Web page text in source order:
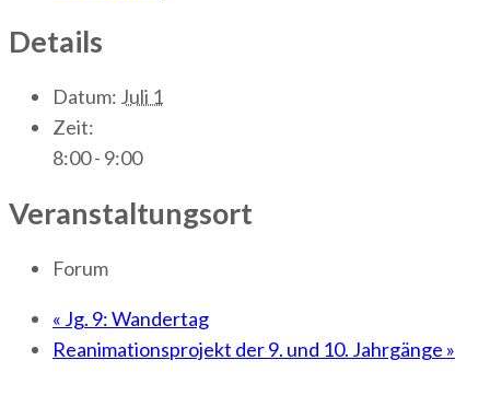
Details
Datum: Juli 1
Zeit:
8:00 - 9:00
Veranstaltungsort
Forum
« Jg. 9: Wandertag
Reanimationsprojekt der 9. und 10. Jahrgänge »